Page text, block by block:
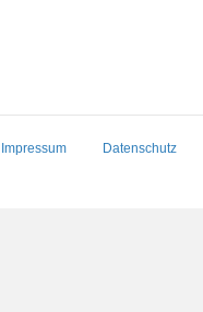
Impressum Datenschutz